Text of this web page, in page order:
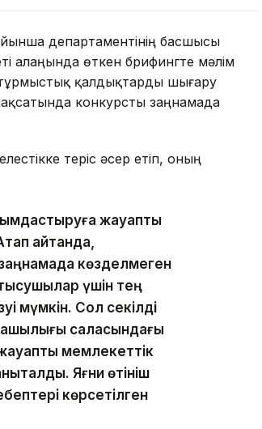
департаментінің басшысы
алаңында өткен брифингте мәлім
тұрмыстық қалдықтарды шығару
конкурсты заңнамада
теріс әсер етіп, оның
жауапты
айтқанда,
көзделмеген
үшін тең
мүмкін. Сол секілді
саласындағы
мемлекеттік
Яғни өтініш
көрсетілген